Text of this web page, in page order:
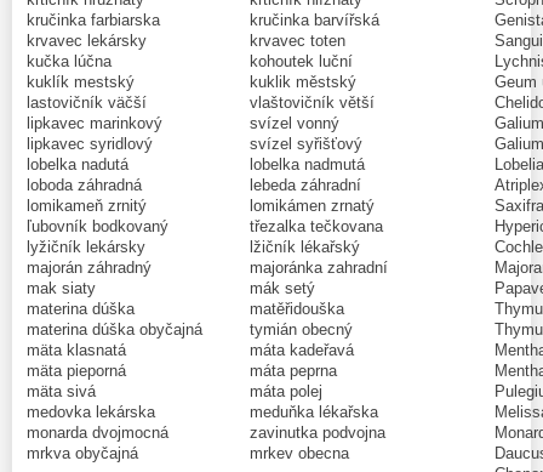
kručinka farbiarska
kručinka barvířská
krvavec lekársky
krvavec toten
kučka lúčna
kohoutek luční
kuklík mestský
kuklik městský
Geum
lastovičník väčší
vlaštovičník větší
lipkavec marinkový
svízel vonný
lipkavec syridlový
svízel syřišťový
lobelka nadutá
lobelka nadmutá
loboda záhradná
lebeda záhradní
lomikameň zrnitý
lomikámen zrnatý
ľubovník bodkovaný
třezalka tečkovana
lyžičník lekársky
lžičník lékařský
majorán záhradný
majoránka zahradní
mak siaty
mák setý
materina dúška
matěřidouška
materina dúška obyčajná
tymián obecný
mäta klasnatá
máta kadeřavá
mäta pieporná
máta peprna
mäta sivá
máta polej
medovka lekárska
meduňka lékařska
monarda dvojmocná
zavinutka podvojna
mrkva obyčajná
mrkev obecna